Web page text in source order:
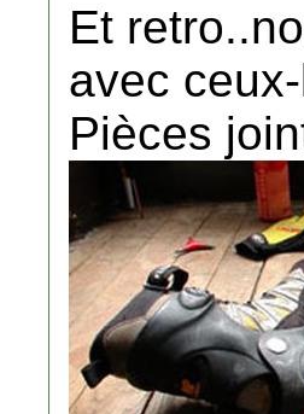
Et
avec
Pièces